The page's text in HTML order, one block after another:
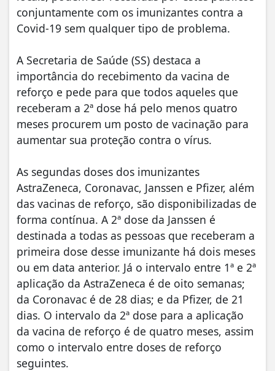
conjuntamente com os imunizantes contra a
Covid-19 sem qualquer tipo de problema.
A Secretaria de Saúde (SS) destaca a
importância do recebimento da vacina de
reforço e pede para que todos aqueles que
receberam a 2ª dose há pelo menos quatro
meses procurem um posto de vacinação para
aumentar sua proteção contra o vírus.
As segundas doses dos imunizantes
AstraZeneca, Coronavac, Janssen e Pfizer, além
das vacinas de reforço, são disponibilizadas de
forma contínua. A 2ª dose da Janssen é
destinada a todas as pessoas que receberam a
primeira dose desse imunizante há dois meses
ou em data anterior. Já o intervalo entre 1ª e 2ª
aplicação da AstraZeneca é de oito semanas;
da Coronavac é de 28 dias; e da Pfizer, de 21
dias. O intervalo da 2ª dose para a aplicação
da vacina de reforço é de quatro meses, assim
como o intervalo entre doses de reforço
seguintes.